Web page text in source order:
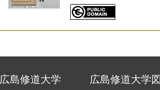
広島修道大学 広島修道大学